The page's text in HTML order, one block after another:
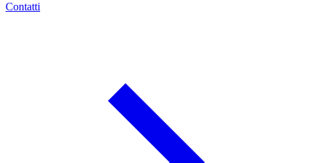
Contatti